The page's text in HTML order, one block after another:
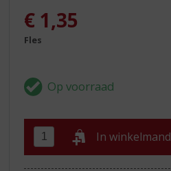
€ 1,35
Fles
In winkelmand